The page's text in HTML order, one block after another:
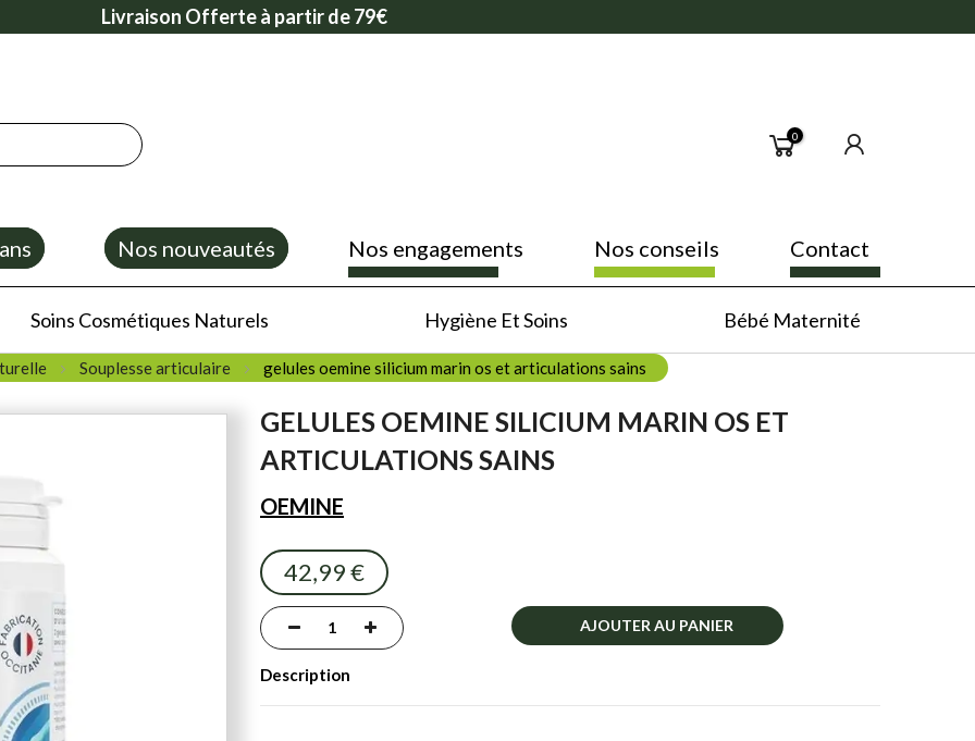
Livraison Offerte à partir de 79€
0
Nos nouveautés Nos engagements Nos conseils Contact
Soins Cosmétiques Naturels Hygiène Et Soins Bébé Maternité
Souplesse articulaire gelules oemine silicium marin os et articulations sains
GELULES OEMINE SILICIUM MARIN OS ET
ARTICULATIONS SAINS
OEMINE
42,99 €
AJOUTER AU PANIER
Description